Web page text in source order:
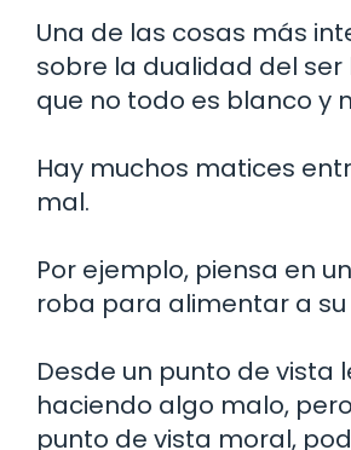
Una de las cosas más
sobre la dualidad del ser
que no todo es blanco y
Hay muchos matices
mal.
Por ejemplo, piensa en
roba para alimentar a su
Desde un punto de vista
haciendo algo malo,
punto de vista moral,